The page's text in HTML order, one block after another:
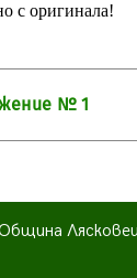
с оригинала!
№ 1